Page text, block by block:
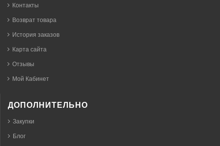
Контакты
Возврат товара
История заказов
Карта сайта
Отзывы
Мой Кабинет
ДОПОЛНИТЕЛЬНО
Закупки
Блог